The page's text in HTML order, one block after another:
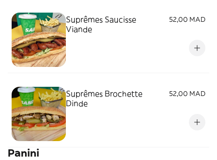
Suprêmes Saucisse
Viande
52,00 MAD
Suprêmes Brochette
Dinde
52,00 MAD
Panini